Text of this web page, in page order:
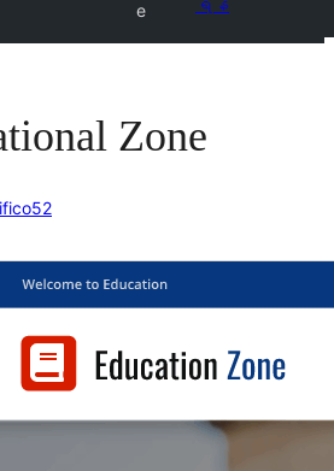
e
ရန်
Zone